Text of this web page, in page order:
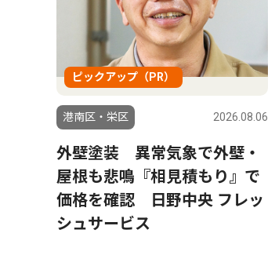
ピックアップ（PR）
港南区・栄区 2026.08.06
外壁塗装 異常気象で外壁・
屋根も悲鳴『相見積もり』で
価格を確認 日野中央 フレッ
シュサービス